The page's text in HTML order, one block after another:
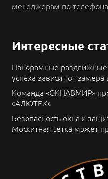
менеджерам по
Интересные
Панорамные
успеха зависит от
Команда «ОКНАВМИР»
«АЛЮТЕХ»
Безопасность окна и
Москитная сетка может